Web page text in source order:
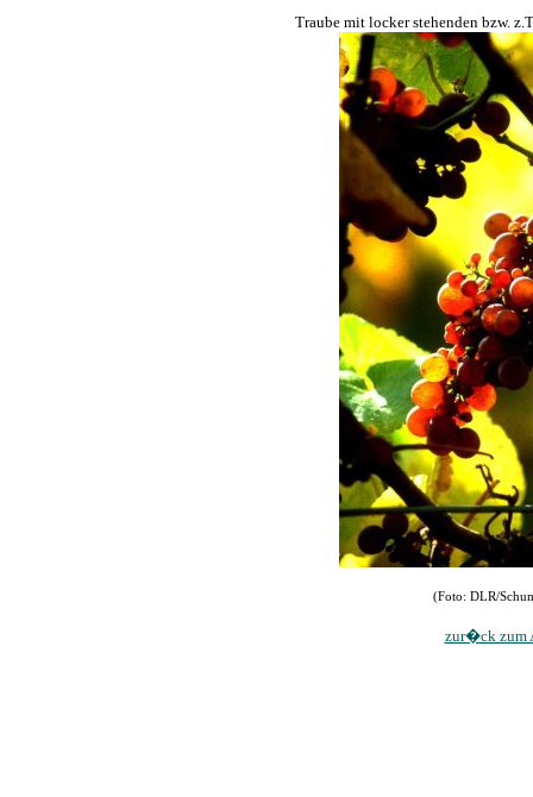
Traube mit locker stehenden bzw.
(Foto: DLR/
zur�ck zum